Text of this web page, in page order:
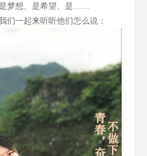
梦想、是希望、是……
们一起来听听他们怎么说：